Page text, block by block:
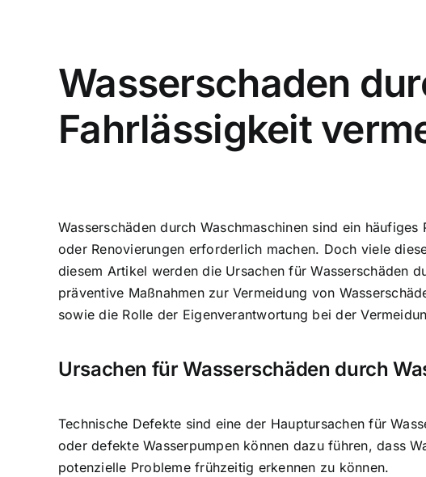
Wasserschaden
Fahrlässigkeit
Wasserschäden durch Waschmaschinen sind ein häufiges
oder Renovierungen erforderlich machen. Doch viele
diesem Artikel werden die Ursachen für Wasserschäden
präventive Maßnahmen zurVermeidung von
sowie die Rolle der Eigenverantwortung bei der
Ursachen für Wasserschäden durch
Technische Defekte sind eine der Hauptursachen für
oder defekte Wasserpumpen können dazu führen, dass
potenzielle Probleme frühzeitig erkennen zu können.